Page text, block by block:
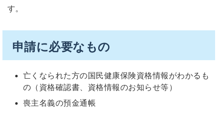
す。
申請に必要なもの
亡くなられた方の国民健康保険資格情報がわかるも
の（資格確認書、資格情報のお知らせ等）
喪主名義の預金通帳